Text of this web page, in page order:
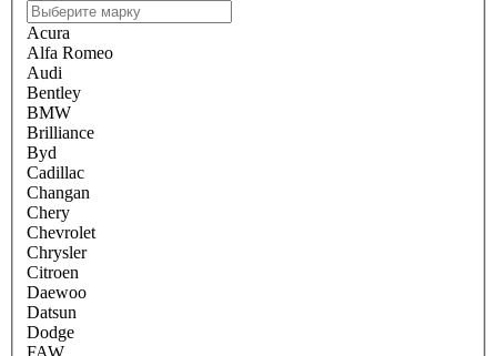
Acura
Alfa Romeo
Audi
Bentley
BMW
Brilliance
Byd
Cadillac
Changan
Chery
Chevrolet
Chrysler
Citroen
Daewoo
Datsun
Dodge